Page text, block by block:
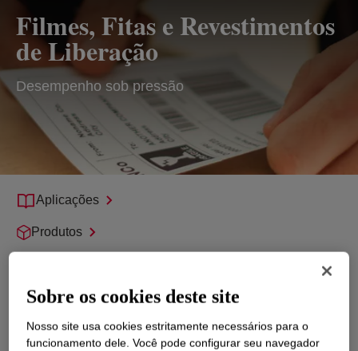
Filmes, Fitas e Revestimentos
de Liberação
Desempenho sob pressão
Aplicações
Produtos
Sustentabilidade
Tecnologias do Produto
Sobre os cookies deste site
Nosso site usa cookies estritamente necessários para o
funcionamento dele. Você pode configurar seu navegador